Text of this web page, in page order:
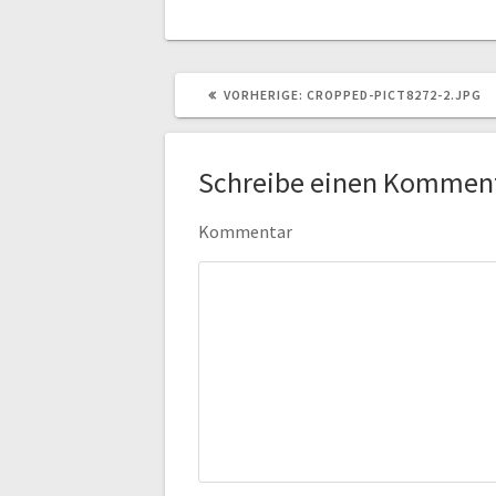
VORHERIGE: VORHERIGER
CROPPED-PICT8272-2.JPG
Schreibe einen
Kommentar